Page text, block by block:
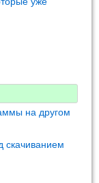
на другом
скачиванием